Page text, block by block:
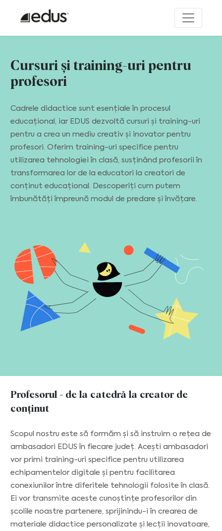
Cursuri și training-uri pentru
profesori
Cadrele didactice sunt esențiale în procesul
educațional, iar EDUS dezvoltă cursuri și training-uri
pentru a crea un mediu creativ și inovator pentru
profesori. Oferim training-uri specifice pentru
utilizarea tehnologiei în clasă, susținând profesorii în
transformarea lor de la educatori la creatori de
conținut educațional. Descoperiți cum putem
îmbunătăți împreună modul de predare și învățare.
Profesorul - de la catedră la creator de
conținut
Scopul nostru este să formăm și să instruim o rețea de
ambasadori EDUS în fiecare județ. Acești ambasadori
vor primi training-uri specifice pentru utilizarea
echipamentelor digitale și pentru facilitarea
conexiunilor între diferitele tehnologii folosite în clasă.
Ei vor transmite aceste cunoștințe profesorilor din
școlile noastre partenere, sprijinindu-i în crearea de
materiale didactice personalizate și lecții inovatoare,